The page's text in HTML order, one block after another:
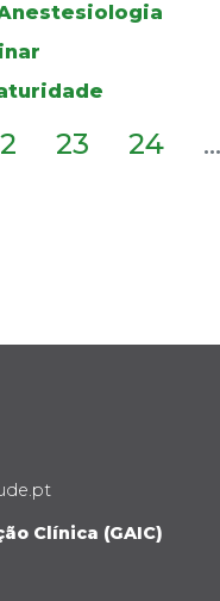
23 24 ...
Clínica (GAIC)